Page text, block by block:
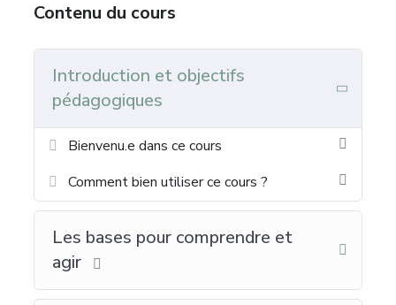
Contenu du cours
Introduction et objectifs
pédagogiques
Bienvenu.e dans ce cours
Comment bien utiliser ce cours ?
Les bases pour comprendre et
agir